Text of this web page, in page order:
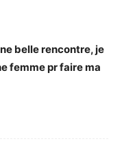
belle rencontre, je
femme pr faire ma